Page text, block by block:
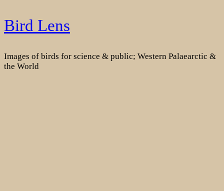
Skip
to
Bird Lens
Images of birds for science & public; Western Palaearctic &
the World